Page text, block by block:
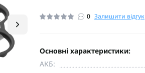
0 Залишити відгук
Основні характеристики:
АКБ: